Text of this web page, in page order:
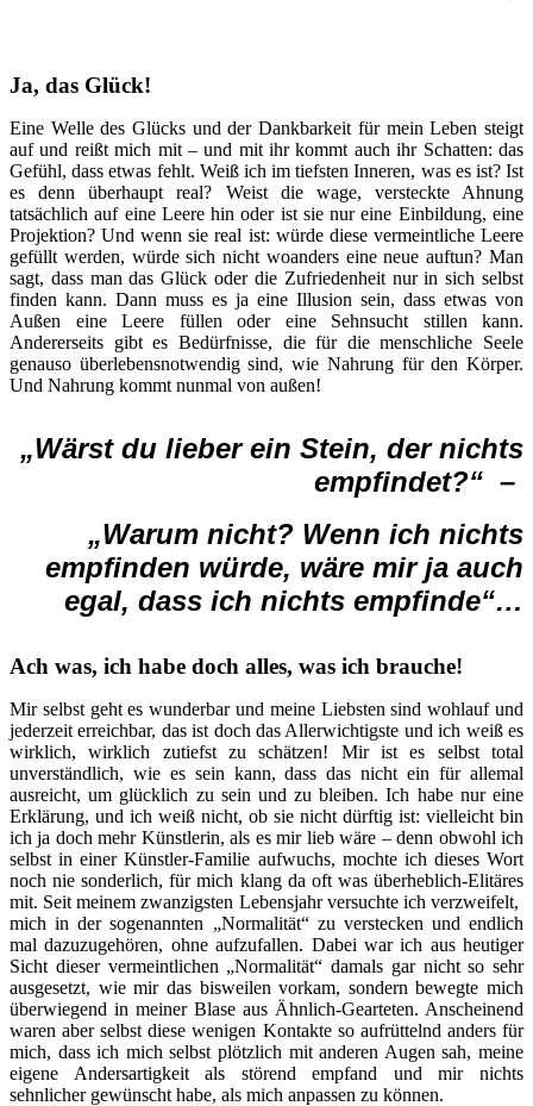
Ja, das Glück!
Eine Welle des Glücks und der Dankbarkeit für mein Leben steigt
auf und reißt mich mit – und mit ihr kommt auch ihr Schatten: das
Gefühl, dass etwas fehlt. Weiß ich im tiefsten Inneren, was es ist? Ist
es denn überhaupt real? Weist die wage, versteckte Ahnung
tatsächlich auf eine Leere hin oder ist sie nur eine Einbildung, eine
Projektion? Und wenn sie real ist: würde diese vermeintliche Leere
gefüllt werden, würde sich nicht woanders eine neue auftun? Man
sagt, dass man das Glück oder die Zufriedenheit nur in sich selbst
finden kann. Dann muss es ja eine Illusion sein, dass etwas von
Außen eine Leere füllen oder eine Sehnsucht stillen kann.
Andererseits gibt es Bedürfnisse, die für die menschliche Seele
genauso überlebensnotwendig sind, wie Nahrung für den Körper.
Und Nahrung kommt nunmal von außen!
„Wärst du lieber ein Stein, der nichts
empfindet?“ –
„Warum nicht? Wenn ich nichts
empfinden würde, wäre mir ja auch
egal, dass ich nichts empfinde“…
Ach was, ich habe doch alles, was ich brauche!
Mir selbst geht es wunderbar und meine Liebsten sind wohlauf und
jederzeit erreichbar, das ist doch das Allerwichtigste und ich weiß es
wirklich, wirklich zutiefst zu schätzen! Mir ist es selbst total
unverständlich, wie es sein kann, dass das nicht ein für allemal
ausreicht, um glücklich zu sein und zu bleiben. Ich habe nur eine
Erklärung, und ich weiß nicht, ob sie nicht dürftig ist: vielleicht bin
ich ja doch mehr Künstlerin, als es mir lieb wäre – denn obwohl ich
selbst in einer Künstler-Familie aufwuchs, mochte ich dieses Wort
noch nie sonderlich, für mich klang da oft was überheblich-Elitäres
mit. Seit meinem zwanzigsten Lebensjahr versuchte ich verzweifelt,
mich in der sogenannten „Normalität“ zu verstecken und endlich
mal dazuzugehören, ohne aufzufallen. Dabei war ich aus heutiger
Sicht dieser vermeintlichen „Normalität“ damals gar nicht so sehr
ausgesetzt, wie mir das bisweilen vorkam, sondern bewegte mich
überwiegend in meiner Blase aus Ähnlich-Gearteten. Anscheinend
waren aber selbst diese wenigen Kontakte so aufrüttelnd anders für
mich, dass ich mich selbst plötzlich mit anderen Augen sah, meine
eigene Andersartigkeit als störend empfand und mir nichts
sehnlicher gewünscht habe, als mich anpassen zu können.